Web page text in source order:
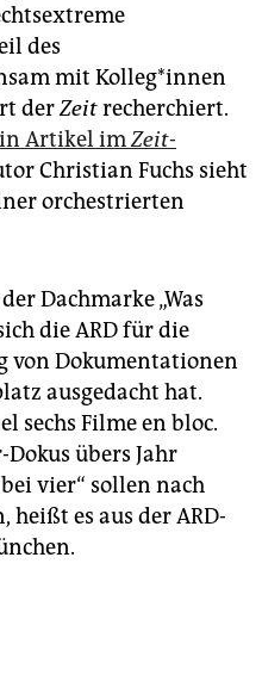
des
mit Kolleg*innen
derZeitrecherchiert.
Artikel imZeit-
Christian Fuchs sieht
orchestrierten
Dachmarke „Was
die ARD für die
von Dokumentationen
ausgedacht hat.
sechs Filme en bloc.
Dokus übers Jahr
vier“ sollen nach
heißt es aus der ARD-